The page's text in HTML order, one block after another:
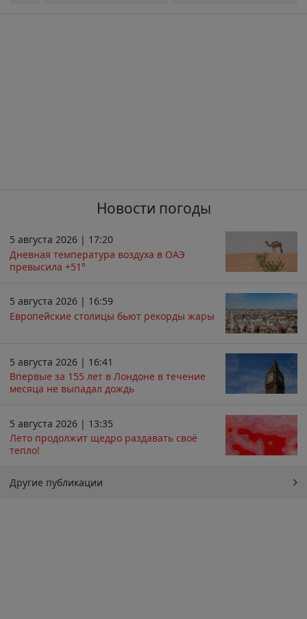
Новости погоды
5 августа 2026 | 17:20
Дневная температура воздуха в ОАЭ
превысила +51°
5 августа 2026 | 16:59
Европейские столицы бьют рекорды жары
5 августа 2026 | 16:41
Впервые за 155 лет в Лондоне в течение
месяца не выпадал дождь
5 августа 2026 | 13:35
Лето продолжит щедро раздавать своё
тепло!
Другие публикации